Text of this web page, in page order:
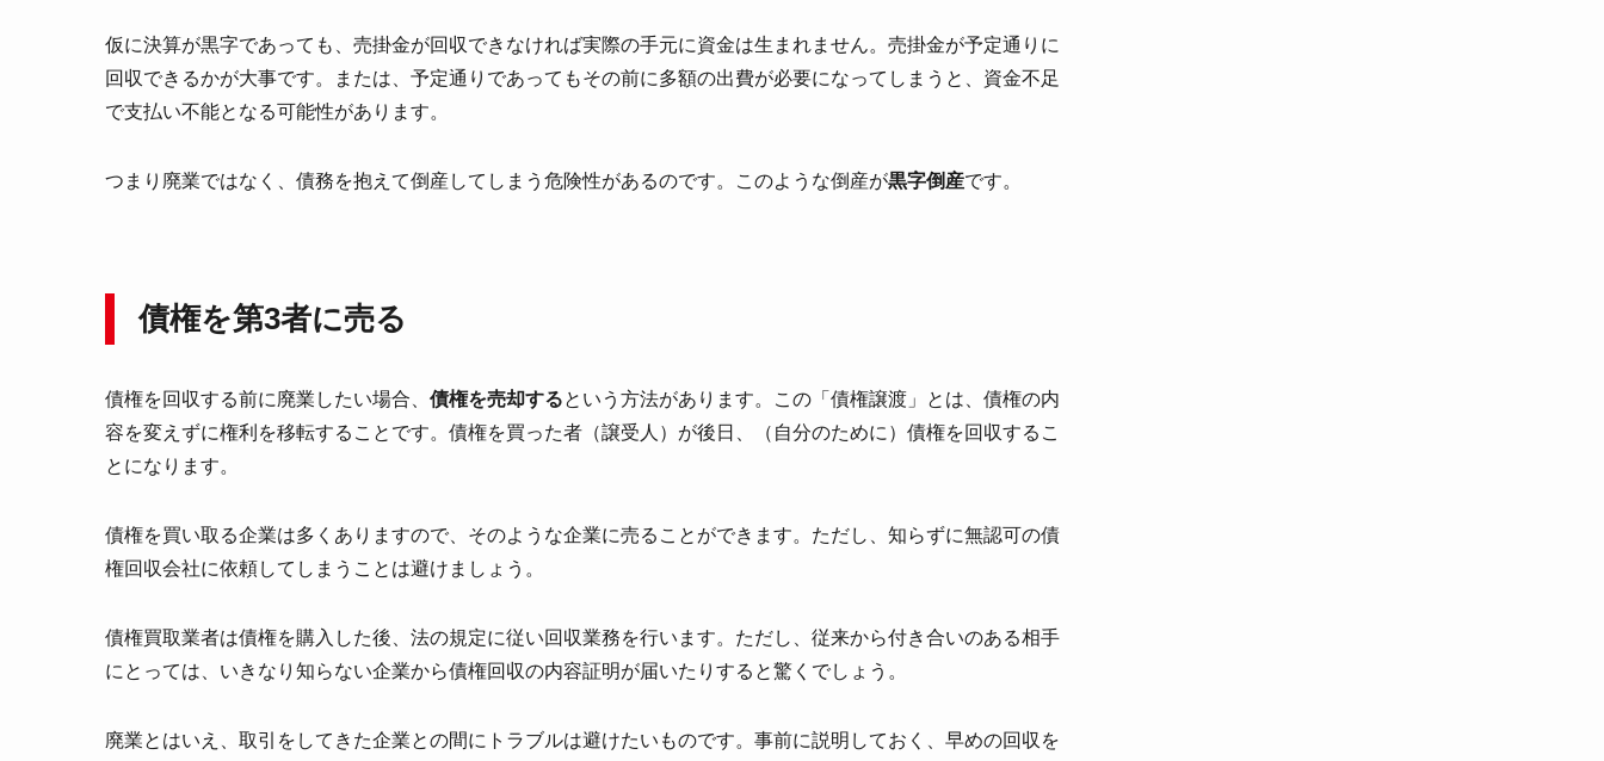
仮に決算が黒字であっても、売掛金が回収できなければ実際の手元に資金は生まれません。売掛金が予定通りに
回収できるかが大事です。または、予定通りであってもその前に多額の出費が必要になってしまうと、資金不足
で支払い不能となる可能性があります。
つまり廃業ではなく、債務を抱えて倒産してしまう危険性があるのです。このような倒産が黒字倒産です。
債権を第3者に売る
債権を回収する前に廃業したい場合、 債権を売却するという方法があります。この「債権譲渡」とは、債権の内
容を変えずに権利を移転することです。債権を買った者（譲受人）が後日、（自分のために）債権を回収するこ
とになります。
債権を買い取る企業は多くありますので、そのような企業に売ることができます。ただし、知らずに無認可の債
権回収会社に依頼してしまうことは避けましょう。
債権買取業者は債権を購入した後、法の規定に従い回収業務を行います。ただし、従来から付き合いのある相手
にとっては、いきなり知らない企業から債権回収の内容証明が届いたりすると驚くでしょう。
廃業とはいえ、取引をしてきた企業との間にトラブルは避けたいものです。事前に説明しておく、早めの回収を